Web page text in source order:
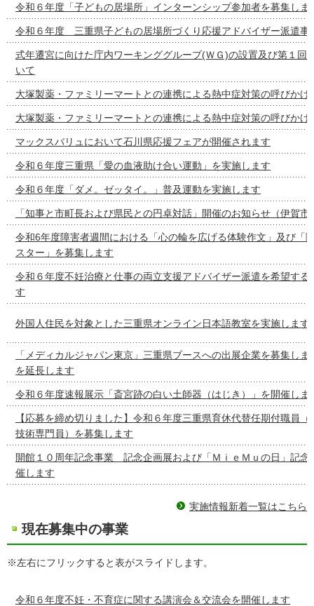
令和６年度「子どもの居場所」インターンシップ参加者を募集しま
令和６年度 三重県子どもの居場所づくり応援アドバイザー派遣事
式年遷宮に向けた庁内ワーキンググループ(ＷＧ)の設置及び第１回
いて
大塚製薬・ファミリーマートとの連携による熱中症対策の呼びかけ
大塚製薬・ファミリーマートとの連携による熱中症対策の呼びかけ
マックスバリュにおいて石川県応援フェアが開催されます
令和６年度三重県「愛の血液助け合い運動」を実施します
令和６年度「ダメ。ゼッタイ。」普及運動を実施します
「知事と市町長および県民との円卓対話」開催のお知らせ（伊賀市
令和6年度障害者週間における「心の輪を広げる体験作文」及び「
スター」を募集します
令和６年度不妊治療と仕事の両立支援アドバイザー派遣を希望する
す
外国人住民を対象とした三重県オンライン日本語教室を実施します
「メディカルジャパン東京」三重県ブースへの出展企業を募集し
を延長します
令和６年度速報展示「斎宮跡の白い土師器（はじき）」を開催しま
【応募を締め切りました】令和６年度三重県育休代替任期付職員
技術専門員）を募集します
開館１０周年記念事業 記念企画展および「ＭｉｅＭｕの日」記念
催します
実施情報新着一覧はこちら
現在募集中の事業
※左右にフリックすると表がスライドします。
令和６年度不妊・不育症に関する講演会＆交流会を開催します